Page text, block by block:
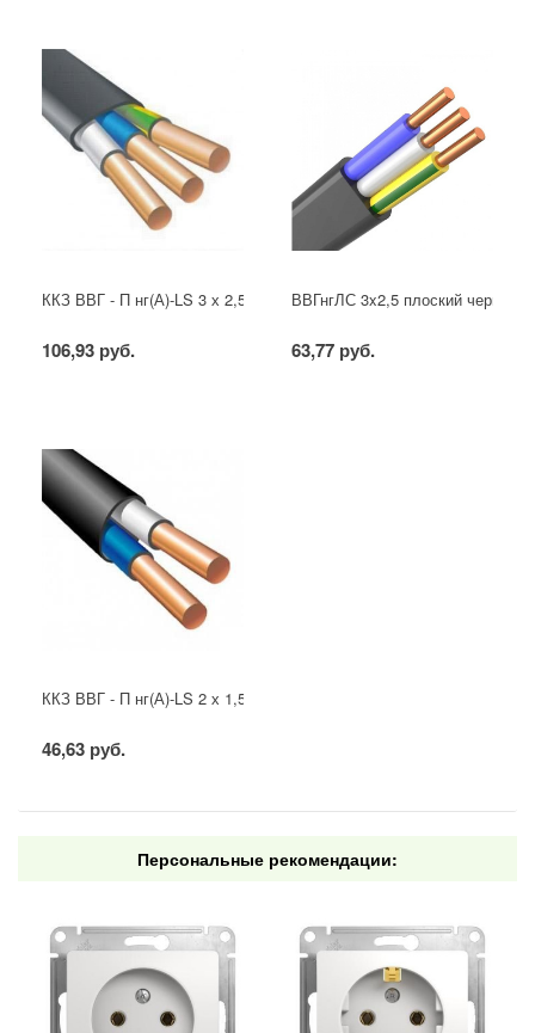
ККЗ ВВГ - П нг(А)-LS 3 х 2,5 ГОСТ
106,93 руб.
ВВГнгЛС 3x2,5 плоский черный
63,77 руб.
ККЗ ВВГ - П нг(А)-LS 2 х 1,5 ГОСТ
46,63 руб.
Персональные рекомендации: